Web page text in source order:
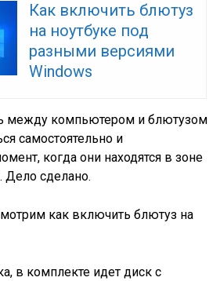
Как включить блютуз
на ноутбуке под
разными версиями
Windows
между компьютером и блютузом
самостоятельно и
когда они находятся в зоне
Дело сделано.
как включить блютуз на
в комплекте идет диск с